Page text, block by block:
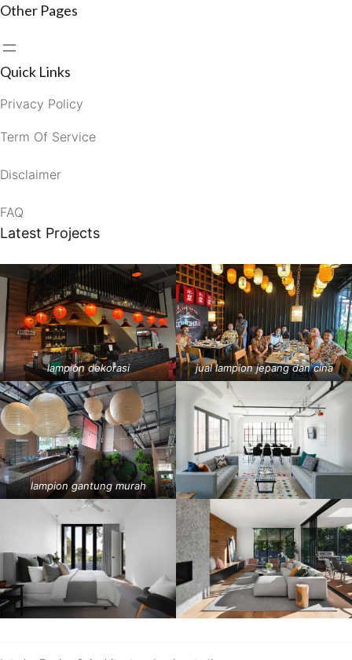
Other Pages
Quick Links
Privacy Policy
Term Of Service
Disclaimer
FAQ
Latest Projects
lampion dekorasi jual lampion jepang dan cina
lampion gantung murah